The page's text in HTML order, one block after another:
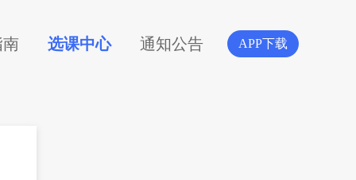
选课中心 通知公告 APP下载